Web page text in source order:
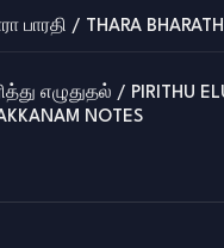
பாரதி / THARA
எழுதுதல் / PIRITHU
NOTES